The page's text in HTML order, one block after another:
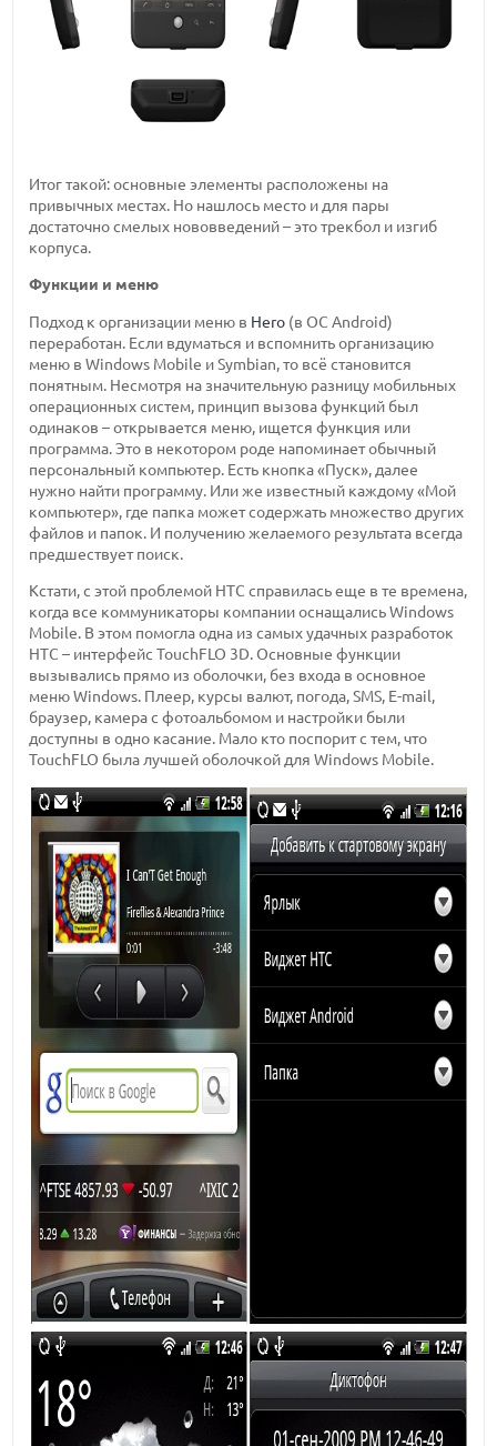
Итог такой: основные элементы расположены на
привычных местах. Но нашлось место и для пары
достаточно смелых нововведений – это трекбол и изгиб
корпуса.
Функции и меню
Подход к организации меню в Hero (в ОС Android)
переработан. Если вдуматься и вспомнить организацию
меню в Windows Mobile и Symbian, то всё становится
понятным. Несмотря на значительную разницу мобильных
операционных систем, принцип вызова функций был
одинаков – открывается меню, ищется функция или
программа. Это в некотором роде напоминает обычный
персональный компьютер. Есть кнопка «Пуск», далее
нужно найти программу. Или же известный каждому «Мой
компьютер», где папка может содержать множество других
файлов и папок. И получению желаемого результата всегда
предшествует поиск.
Кстати, с этой проблемой HTC справилась еще в те времена,
когда все коммуникаторы компании оснащались Windows
Mobile. В этом помогла одна из самых удачных разработок
HTC – интерфейс TouchFLO 3D. Основные функции
вызывались прямо из оболочки, без входа в основное
меню Windows. Плеер, курсы валют, погода, SMS, E-mail,
браузер, камера с фотоальбомом и настройки были
доступны в одно касание. Мало кто поспорит с тем, что
TouchFLO была лучшей оболочкой для Windows Mobile.